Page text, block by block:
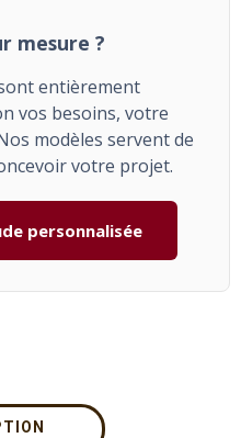
mesure ?
entièrement
vos besoins, votre
modèles servent de
votre projet.
personnalisée